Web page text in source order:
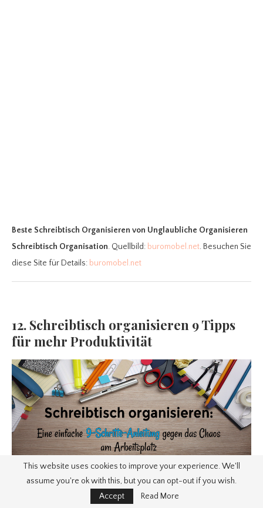
Beste Schreibtisch Organisieren von Unglaubliche Organisieren
Schreibtisch Organisation. Quellbild: buromobel.net. Besuchen Sie
diese Site für Details: buromobel.net
12. Schreibtisch organisieren 9 Tipps
für mehr Produktivität
This website uses cookies to improve your experience. We'll
assume you're ok with this, but you can opt-out if you wish.
Accept
Read More